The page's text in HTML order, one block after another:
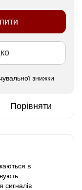
знижки
Порівняти
в
сигналів